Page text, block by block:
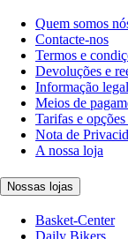
Quem somos
Contacte-nos
Termos e
Devoluções e
Informação legal
Meios de
Tarifas e
Nota de
A nossa loja
Nossas lojas
Basket-Center
Daily Bikers